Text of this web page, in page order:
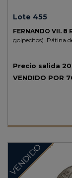
Lote 455
FERNANDO VII. 8
golpecitos). Pátina
Precio salida
VENDIDO POR
VENDIDO